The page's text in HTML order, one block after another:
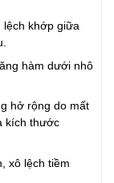
lệch khớp giữa
hàm dưới nhô
hở rộng do mất
kích thước
xô lệch tiềm